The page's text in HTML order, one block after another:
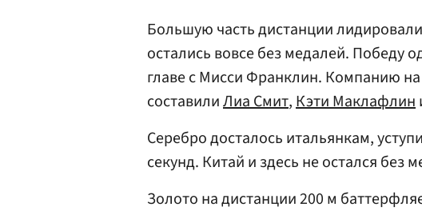
Большую часть дистанции
остались вовсе без медалей. Победу
главе с Мисси Франклин. Компанию на
составилиЛиа Смит,Кэти Маклафлин
Серебро досталось итальянкам,
секунд. Китай и здесь не остался без
Золото на дистанции 200 м